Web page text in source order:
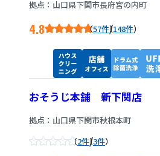
拠点：山口県下関市長府宮の内町
4.8 57件/148件
おそうじ本舗 新下関店
拠点：山口県下関市秋根本町
2件/3件